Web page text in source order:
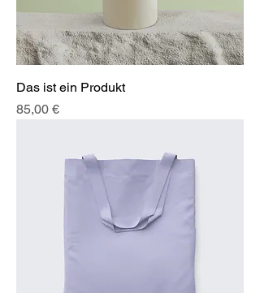
Das ist ein Produkt
Preis
85,00 €